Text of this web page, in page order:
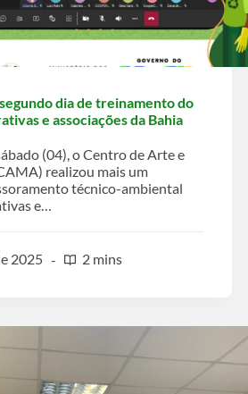
dia de treinamento do
e associações da Bahia
(04), o Centro de Arte e
realizou mais um
técnico-ambiental
e…
2025 2 mins